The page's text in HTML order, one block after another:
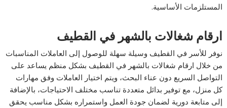
المستلزمات الأساسية.
ارقام شغالات بالشهر في القطيف
نوفر للأسر في القطيف وسيلة سهلة للوصول إلى العاملات المناسبات
من خلال ارقام شغالات بالشهر في القطيف بشكل منظم يساعد على
التواصل السريع دون عناء البحث، ويتم اختيار العاملات وفق مهارات
كل منزل، مع توفير بدائل متعددة تناسب مختلف الاحتياجات، بالإضافة
إلى متابعة دورية لضمان جودة العمل واستمراره بشكل مناسب يحقق